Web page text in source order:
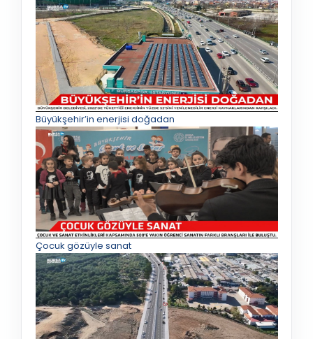
Büyükşehir’in enerjisi doğadan
Çocuk gözüyle sanat